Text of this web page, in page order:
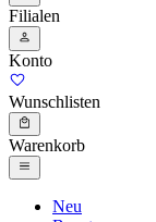
Filialen
Konto
Wunschlisten
Warenkorb
Neu